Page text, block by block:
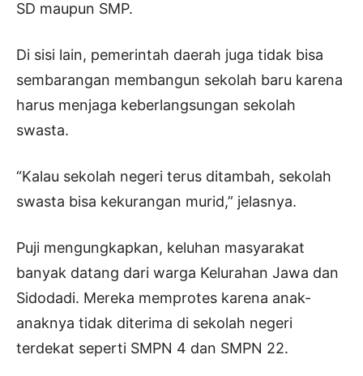
SD maupun SMP.
Di sisi lain, pemerintah daerah juga tidak bisa
sembarangan membangun sekolah baru karena
harus menjaga keberlangsungan sekolah
swasta.
“Kalau sekolah negeri terus ditambah, sekolah
swasta bisa kekurangan murid,” jelasnya.
Puji mengungkapkan, keluhan masyarakat
banyak datang dari warga Kelurahan Jawa dan
Sidodadi. Mereka memprotes karena anak-
anaknya tidak diterima di sekolah negeri
terdekat seperti SMPN 4 dan SMPN 22.